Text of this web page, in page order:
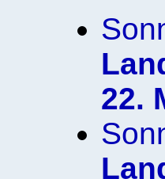
22.